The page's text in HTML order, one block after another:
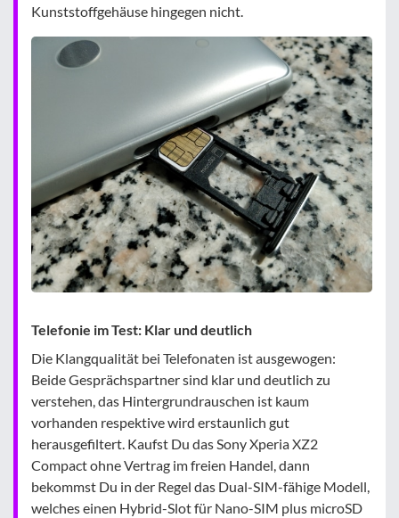
Kunststoffgehäuse hingegen nicht.
Telefonie im Test: Klar und deutlich
Die Klangqualität bei Telefonaten ist ausgewogen:
Beide Gesprächspartner sind klar und deutlich zu
verstehen, das Hintergrundrauschen ist kaum
vorhanden respektive wird erstaunlich gut
herausgefiltert. Kaufst Du das Sony Xperia XZ2
Compact ohne Vertrag im freien Handel, dann
bekommst Du in der Regel das Dual-SIM-fähige Modell,
welches einen Hybrid-Slot für Nano-SIM plus microSD